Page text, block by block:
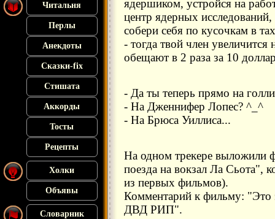
Читальня
Перлы
Анекдоты
Сказки-fix
Стишата
Аккорды
Тосты
Рецепты
Холки
Объявы
Словарник
ядершиком, устройся на
центр ядерных
собери себя по кусочкам в
- тогда твой член
обещают в 2 раза за 10
- Да ты теперь прямо на
- На Дженнифер Лопес? ^_^
- На Брюса Уиллиса...
На одном трекере выложили
поезда на вокзал Ла Сьота",
из первых фильмов).
Комментарий к фильму: "Это
ДВД РИП".